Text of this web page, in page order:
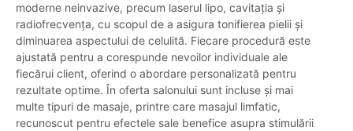
moderne neinvazive, precum laserul lipo, cavitația și
radiofrecvența, cu scopul de a asigura tonifierea pielii și
diminuarea aspectului de celulită. Fiecare procedură este
ajustată pentru a corespunde nevoilor individuale ale
fiecărui client, oferind o abordare personalizată pentru
rezultate optime. În oferta salonului sunt incluse și mai
multe tipuri de masaje, printre care masajul limfatic,
recunoscut pentru efectele sale benefice asupra stimulării